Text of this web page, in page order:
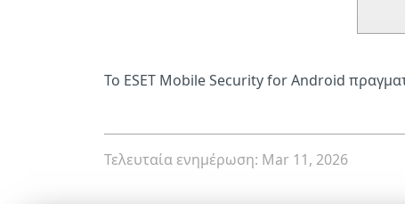
Το ESET Mobile Security for Android
Τελευταία ενημέρωση: Mar 11, 2026